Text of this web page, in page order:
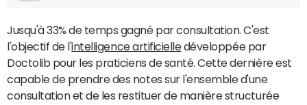
Jusqu'à 33% de temps gagné par consultation. C'est
l'objectif de l'intelligence artificielledéveloppée par
Doctolib pour les praticiens de santé. Cette dernière est
capable de prendre des notes sur l'ensemble d'une
consultation et de les restituer de manière structurée